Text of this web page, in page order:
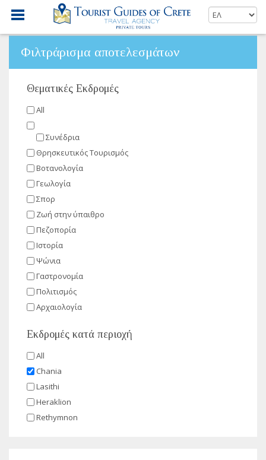
Φιλτράρισμα αποτελεσμάτων
Θεματικές Εκδρομές
All
Συνέδρια
Θρησκευτικός Τουρισμός
Βοτανολογία
Γεωλογία
Σπορ
Ζωή στην ύπαιθρο
Πεζοπορία
Ιστορία
Ψώνια
Γαστρονομία
Πολιτισμός
Αρχαιολογία
Εκδρομές κατά περιοχή
All
Chania
Lasithi
Heraklion
Rethymnon